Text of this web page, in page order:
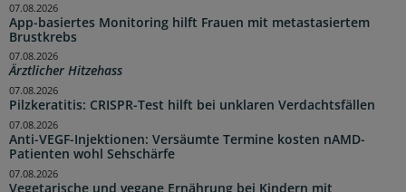
App-basiertes Monitoring hilft Frauen mit metastasiertem
Brustkrebs
07.08.2026
Ärztlicher Hitzehass
07.08.2026
Pilzkeratitis: CRISPR-Test hilft bei unklaren Verdachtsfällen
07.08.2026
Anti-VEGF-Injektionen: Versäumte Termine kosten nAMD-
Patienten wohl Sehschärfe
07.08.2026
Vegetarische und vegane Ernährung bei Kindern mit
07.08.2026